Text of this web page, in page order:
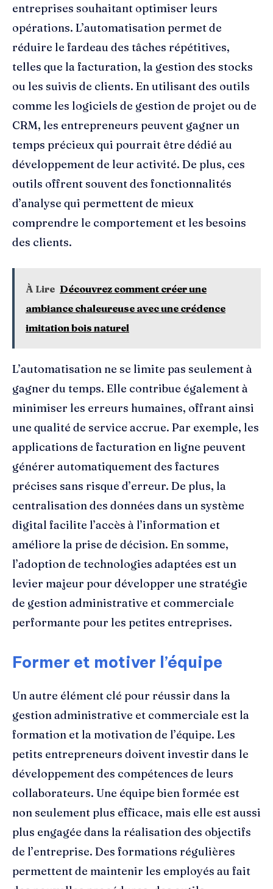
entreprises souhaitant optimiser leurs
opérations. L’automatisation permet de
réduire le fardeau des tâches répétitives,
telles que la facturation, la gestion des stocks
ou les suivis de clients. En utilisant des outils
comme les logiciels de gestion de projet ou de
CRM, les entrepreneurs peuvent gagner un
temps précieux qui pourrait être dédié au
développement de leur activité. De plus, ces
outils offrent souvent des fonctionnalités
d’analyse qui permettent de mieux
comprendre le comportement et les besoins
des clients.
À Lire Découvrez comment créer une
ambiance chaleureuse avec une crédence
imitation bois naturel
L’automatisation ne se limite pas seulement à
gagner du temps. Elle contribue également à
minimiser les erreurs humaines, offrant ainsi
une qualité de service accrue. Par exemple, les
applications de facturation en ligne peuvent
générer automatiquement des factures
précises sans risque d’erreur. De plus, la
centralisation des données dans un système
digital facilite l’accès à l’information et
améliore la prise de décision. En somme,
l’adoption de technologies adaptées est un
levier majeur pour développer une stratégie
de gestion administrative et commerciale
performante pour les petites entreprises.
Former et motiver l’équipe
Un autre élément clé pour réussir dans la
gestion administrative et commerciale est la
formation et la motivation de l’équipe. Les
petits entrepreneurs doivent investir dans le
développement des compétences de leurs
collaborateurs. Une équipe bien formée est
non seulement plus efficace, mais elle est aussi
plus engagée dans la réalisation des objectifs
de l’entreprise. Des formations régulières
permettent de maintenir les employés au fait